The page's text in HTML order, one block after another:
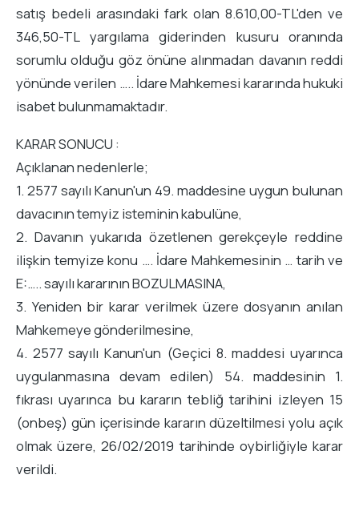
satış bedeli arasındaki fark olan 8.610,00-TL'den ve
346,50-TL yargılama giderinden kusuru oranında
sorumlu olduğu göz önüne alınmadan davanın reddi
yönünde verilen ….. İdare Mahkemesi kararında hukuki
isabet bulunmamaktadır.
KARAR SONUCU :
Açıklanan nedenlerle;
1. 2577 sayılı Kanun'un 49. maddesine uygun bulunan
davacının temyiz isteminin kabulüne,
2. Davanın yukarıda özetlenen gerekçeyle reddine
ilişkin temyize konu …. İdare Mahkemesinin … tarih ve
E:….. sayılı kararının BOZULMASINA,
3. Yeniden bir karar verilmek üzere dosyanın anılan
Mahkemeye gönderilmesine,
4. 2577 sayılı Kanun'un (Geçici 8. maddesi uyarınca
uygulanmasına devam edilen) 54. maddesinin 1.
fıkrası uyarınca bu kararın tebliğ tarihini izleyen 15
(onbeş) gün içerisinde kararın düzeltilmesi yolu açık
olmak üzere, 26/02/2019 tarihinde oybirliğiyle karar
verildi.